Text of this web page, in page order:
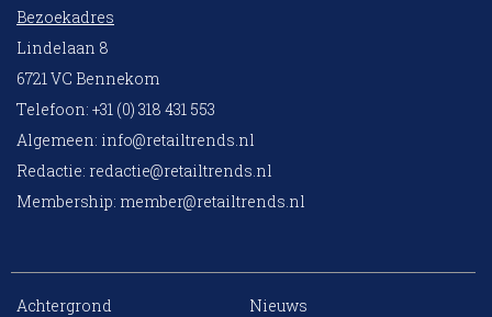
Bezoekadres
Lindelaan 8
6721 VC Bennekom
Telefoon: +31 (0) 318 431 553
Algemeen: info@retailtrends.nl
Redactie: redactie@retailtrends.nl
Membership: member@retailtrends.nl
Achtergrond Nieuws